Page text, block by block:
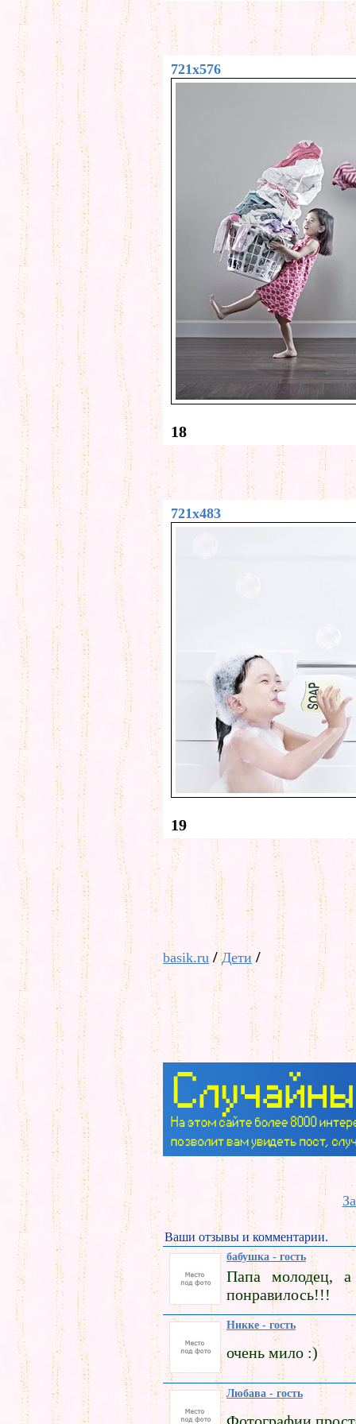
721x576
18
721x483
19
basik.ru /Дети/
Ваши отзывы и комментарии.
бабушка - гость
Папа молодец,
понравилось!!!
Никке - гость
очень мило :)
Любава - гость